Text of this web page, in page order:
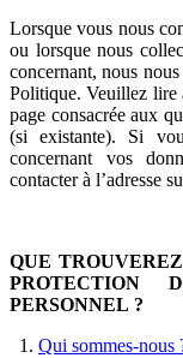
Lorsque vous nous
ou lorsque nous
concernant, nous
Politique. Veuillez lire
page consacrée aux
(si existante). Si
concernant vos
contacter à l’adresse
QUE
PROTECTION
PERSONNEL ?
Qui sommes-nous